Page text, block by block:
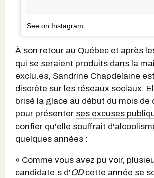
See on Instagram
À son retour au Québec et après
qui se seraient produits dans la
exclu.es, Sandrine Chapdelaine
discrète sur les réseaux sociaux.
brisé la glace au début du mois de
pour présenter ses excuses
confier qu'elle souffrait
quelques années :
« Comme vous avez pu voir,
candidate.s d'ODcette année se